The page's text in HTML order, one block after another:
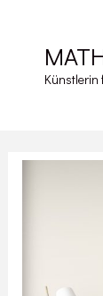
springen